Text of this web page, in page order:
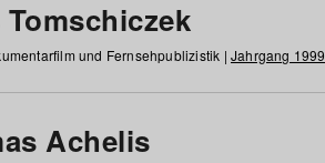
und Fernsehpublizistik | Jahrgang 1999
Achelis